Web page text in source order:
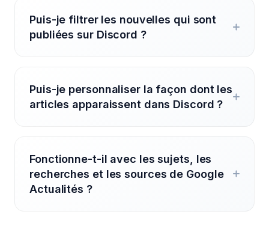
Puis-je filtrer les nouvelles qui sont
publiées sur Discord ?
Puis-je personnaliser la façon dont les
articles apparaissent dans Discord ?
Fonctionne-t-il avec les sujets, les
recherches et les sources de Google
Actualités ?